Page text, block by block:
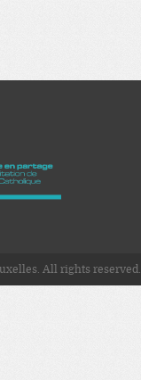
All rights reserved.